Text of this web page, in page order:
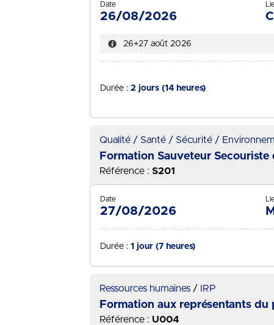
Date
26/08/2026
26+27 août 2026
Durée : 2 jours (14 heures)
Qualité / Santé / Sécurité /
Formation Sauveteur
Référence : S201
Date
27/08/2026
Durée : 1 jour (7 heures)
Ressources humaines IRP
Formation aux représentants du
Référence : U004